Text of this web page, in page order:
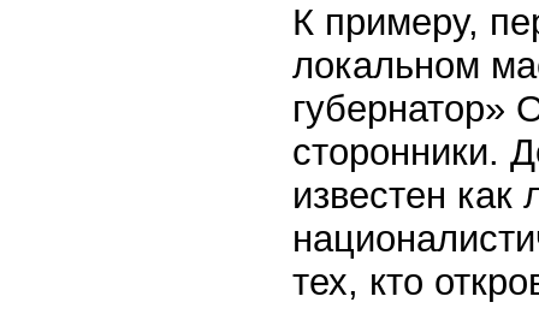
К примеру,
локальном
губернатор»
сторонники.
известен как
тех, кто